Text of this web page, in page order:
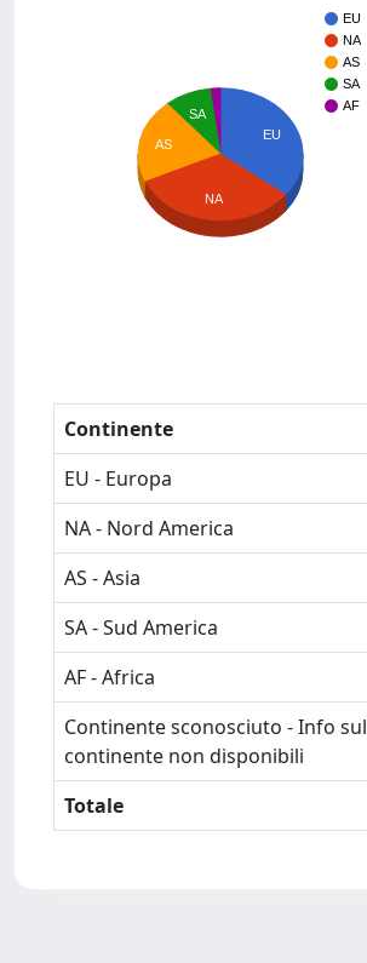
EU
NA
AS
SA
AF
EU
SA
AS
NA
Continente
EU - Europa
NA - Nord America
AS - Asia
SA - Sud America
AF - Africa
Continente sconosciuto - Info sul
continente non disponibili
Totale